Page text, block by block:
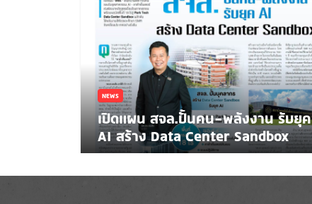
NEWS
เปิดแผน สจล.ปั้นคน-พลังงาน รับยุค
AI สร้าง Data Center Sandbox